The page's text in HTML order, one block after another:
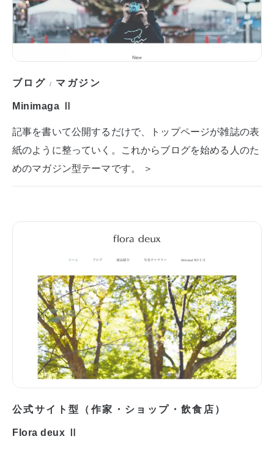
ブログ / マガジン
Minimaga Ⅱ
記事を書いて公開するだけで、トップページが雑誌の表
紙のように整っていく。これからブログを始める人のた
めのマガジン型テーマです。 ＞
公式サイト型（作家・ショップ・飲食店）
Flora deux Ⅱ